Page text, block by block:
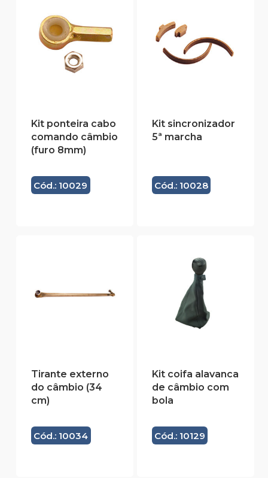
Kit ponteira cabo
comando câmbio
(furo 8mm)
Cód.: 10029
Kit sincronizador
5ª marcha
Cód.: 10028
Tirante externo
do câmbio (34
cm)
Cód.: 10034
Kit coifa alavanca
de câmbio com
bola
Cód.: 10129